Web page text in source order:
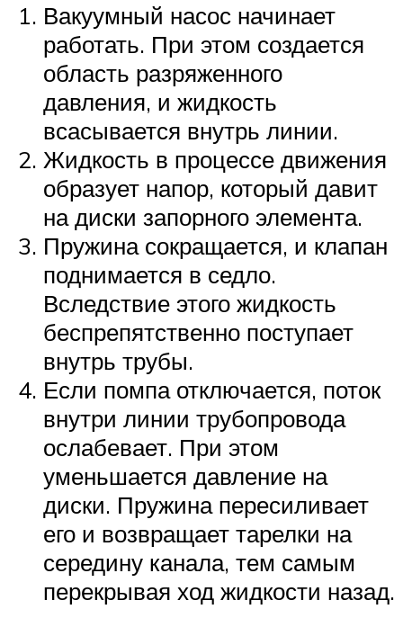
Вакуумный насос начинает
работать. При этом создается
область разряженного
давления, и жидкость
всасывается внутрь линии.
Жидкость в процессе движения
образует напор, который давит
на диски запорного элемента.
Пружина сокращается, и клапан
поднимается в седло.
Вследствие этого жидкость
беспрепятственно поступает
внутрь трубы.
Если помпа отключается, поток
внутри линии трубопровода
ослабевает. При этом
уменьшается давление на
диски. Пружина пересиливает
его и возвращает тарелки на
середину канала, тем самым
перекрывая ход жидкости назад.